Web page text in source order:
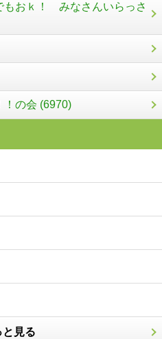
もおｋ！ みなさんいらっさ
！の会 (6970)
と見る